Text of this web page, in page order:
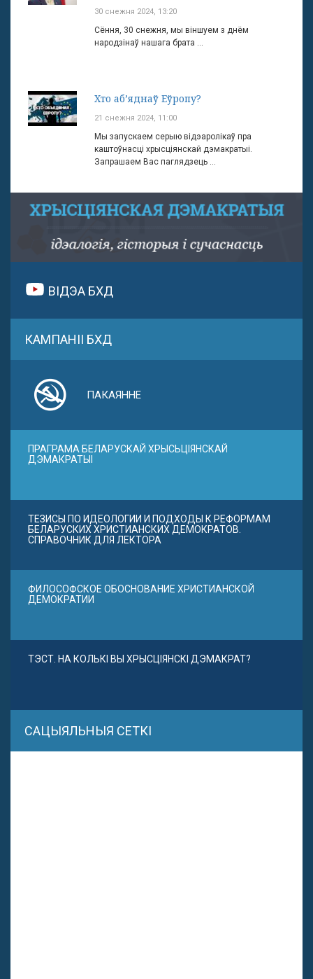
30 снежня 2024, 13:20
Сёння, 30 снежня, мы віншуем з днём
народзінаў нашага брата ...
Хто аб’яднаў Еўропу?
21 снежня 2024, 11:00
Мы запускаем серыю відэаролікаў пра
каштоўнасці хрысціянскай дэмакратыі.
Запрашаем Вас паглядзець ...
ВІДЭА БХД
КАМПАНІІ БХД
ПАКАЯННЕ
ПРАГРАМА БЕЛАРУСКАЙ ХРЫСЬЦІЯНСКАЙ
ДЭМАКРАТЫІ
ТЕЗИСЫ ПО ИДЕОЛОГИИ И ПОДХОДЫ К РЕФОРМАМ
БЕЛАРУСКИХ ХРИСТИАНСКИХ ДЕМОКРАТОВ.
СПРАВОЧНИК ДЛЯ ЛЕКТОРА
ФИЛОСОФСКОЕ ОБОСНОВАНИЕ ХРИСТИАНСКОЙ
ДЕМОКРАТИИ
ТЭСТ. НА КОЛЬКІ ВЫ ХРЫСЦІЯНСКІ ДЭМАКРАТ?
САЦЫЯЛЬНЫЯ СЕТКІ